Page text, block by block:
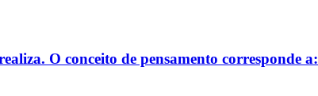
O conceito de pensamento corresponde a: